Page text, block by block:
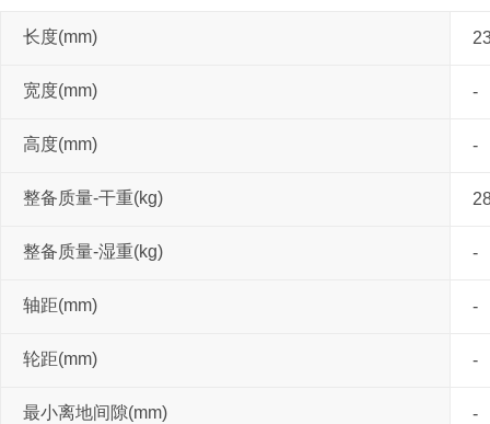
长度(mm)
宽度(mm) -
高度(mm) -
整备质量-干重(kg)
整备质量-湿重(kg) -
轴距(mm) -
轮距(mm) -
最小离地间隙(mm) -